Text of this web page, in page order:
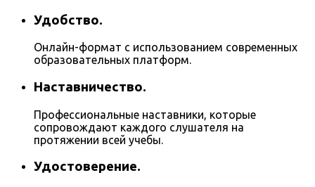
Удобство.
Онлайн-формат с использованием современных
образовательных платформ.
Наставничество.
Профессиональные наставники, которые
сопровождают каждого слушателя на
протяжении всей учебы.
Удостоверение.